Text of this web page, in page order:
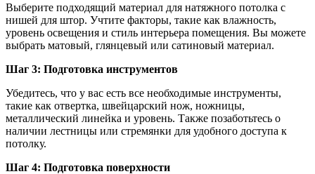
Выберите подходящий материал для натяжного потолка с
нишей для штор. Учтите факторы, такие как влажность,
уровень освещения и стиль интерьера помещения. Вы можете
выбрать матовый, глянцевый или сатиновый материал.
Шаг 3: Подготовка инструментов
Убедитесь, что у вас есть все необходимые инструменты,
такие как отвертка, швейцарский нож, ножницы,
металлический линейка и уровень. Также позаботьтесь о
наличии лестницы или стремянки для удобного доступа к
потолку.
Шаг 4: Подготовка поверхности